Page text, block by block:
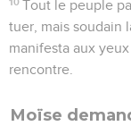
Tout le peuple
tuer, mais soudain
manifesta aux
rencontre.
Moïse